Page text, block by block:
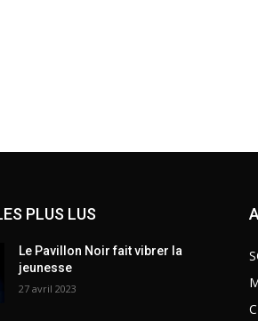
PLUS LUS
Le Pavillon Noir fait vibrer la
jeunesse
27 avril 2023